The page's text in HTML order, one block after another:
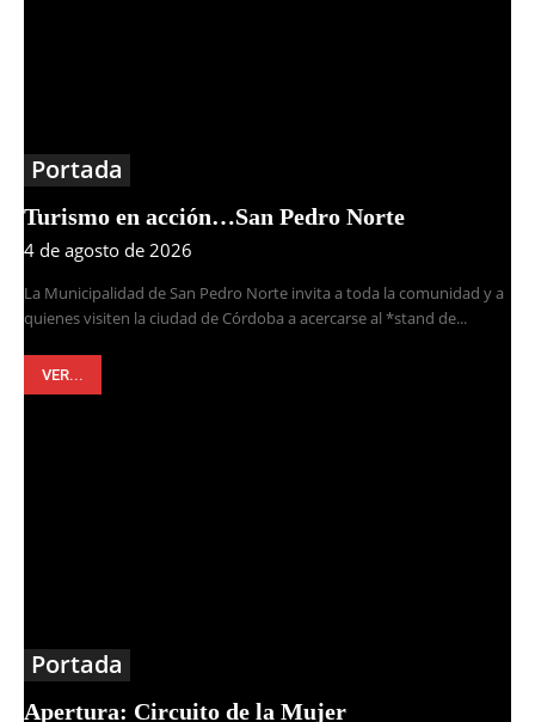
Portada
Turismo en acción…San Pedro Norte
4 de agosto de 2026
La Municipalidad de San Pedro Norte invita a toda la comunidad y a
quienes visiten la ciudad de Córdoba a acercarse al *stand de...
VER...
Portada
Apertura: Circuito de la Mujer